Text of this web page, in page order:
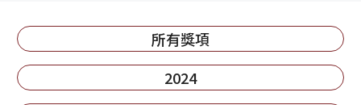
所有獎項
2024